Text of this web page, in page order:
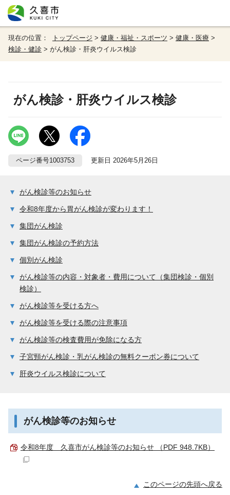
現在の位置： トップページ > 健康・福祉・スポーツ > 健康・医療 >
検診・健診 > がん検診・肝炎ウイルス検診
がん検診・肝炎ウイルス検診
ページ番号1003753 更新日 2026年5月26日
がん検診等のお知らせ
令和8年度から胃がん検診が変わります！
集団がん検診
集団がん検診の予約方法
個別がん検診
がん検診等の内容・対象者・費用について（集団検診・個別
検診）
がん検診等を受ける方へ
がん検診等を受ける際の注意事項
がん検診等の検査費用が免除になる方
子宮頸がん検診・乳がん検診の無料クーポン券について
肝炎ウイルス検診について
がん検診等のお知らせ
令和8年度 久喜市がん検診等のお知らせ （PDF 948.7KB）
このページの先頭へ戻る